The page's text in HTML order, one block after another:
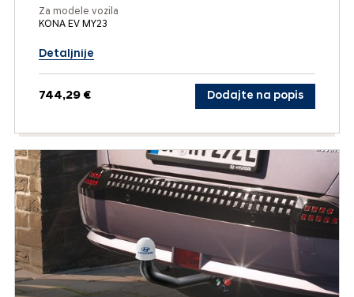
Za modele vozila
KONA EV MY23
Detaljnije
744,29 € Dodajte na popis